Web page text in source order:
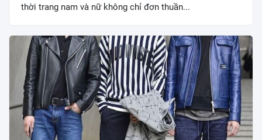
thời trang nam và nữ không chỉ đơn thuần...